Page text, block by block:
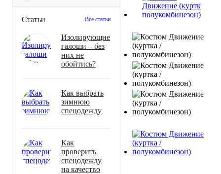
Статьи Все статьи
Изолирующие
галоши – без
них не
обойтись?
Как выбрать
зимнюю
спецодежду
Как
проверить
спецодежду
на качество